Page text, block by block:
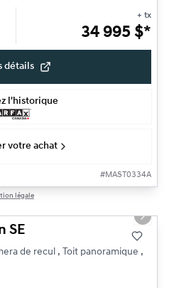
+ tx
34 995 $*
détails
l'historique
votre achat
#MAST0334A
légale
Next
SE
de recul , Toit panoramique ,